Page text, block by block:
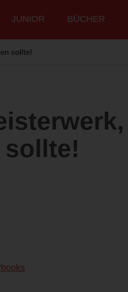
JUNIOR BÜCHER
sollte!
sollte!